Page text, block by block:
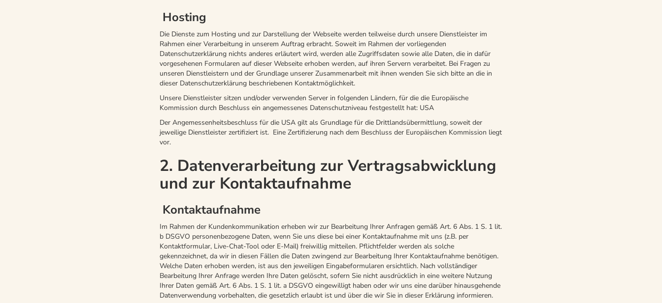
Hosting
Die Dienste zum Hosting und zur Darstellung der Webseite werden teilweise durch unsere Dienstleister im
Rahmen einer Verarbeitung in unserem Auftrag erbracht. Soweit im Rahmen der vorliegenden
Datenschutzerklärung nichts anderes erläutert wird, werden alle Zugriffsdaten sowie alle Daten, die in dafür
vorgesehenen Formularen auf dieser Webseite erhoben werden, auf ihren Servern verarbeitet. Bei Fragen zu
unseren Dienstleistern und der Grundlage unserer Zusammenarbeit mit ihnen wenden Sie sich bitte an die in
dieser Datenschutzerklärung beschriebenen Kontaktmöglichkeit.
Unsere Dienstleister sitzen und/oder verwenden Server in folgenden Ländern, für die die Europäische
Kommission durch Beschluss ein angemessenes Datenschutzniveau festgestellt hat: USA
Der Angemessenheitsbeschluss für die USA gilt als Grundlage für die Drittlandsübermittlung, soweit der
jeweilige Dienstleister zertifiziert ist. Eine Zertifizierung nach dem Beschluss der Europäischen Kommission liegt
vor.
2. Datenverarbeitung zur Vertragsabwicklung
und zur Kontaktaufnahme
Kontaktaufnahme
Im Rahmen der Kundenkommunikation erheben wir zur Bearbeitung Ihrer Anfragen gemäß Art. 6 Abs. 1 S. 1 lit.
b DSGVO personenbezogene Daten, wenn Sie uns diese bei einer Kontaktaufnahme mit uns (z.B. per
Kontaktformular, Live-Chat-Tool oder E-Mail) freiwillig mitteilen. Pflichtfelder werden als solche
gekennzeichnet, da wir in diesen Fällen die Daten zwingend zur Bearbeitung Ihrer Kontaktaufnahme benötigen.
Welche Daten erhoben werden, ist aus den jeweiligen Eingabeformularen ersichtlich. Nach vollständiger
Bearbeitung Ihrer Anfrage werden Ihre Daten gelöscht, sofern Sie nicht ausdrücklich in eine weitere Nutzung
Ihrer Daten gemäß Art. 6 Abs. 1 S. 1 lit. a DSGVO eingewilligt haben oder wir uns eine darüber hinausgehende
Datenverwendung vorbehalten, die gesetzlich erlaubt ist und über die wir Sie in dieser Erklärung informieren.